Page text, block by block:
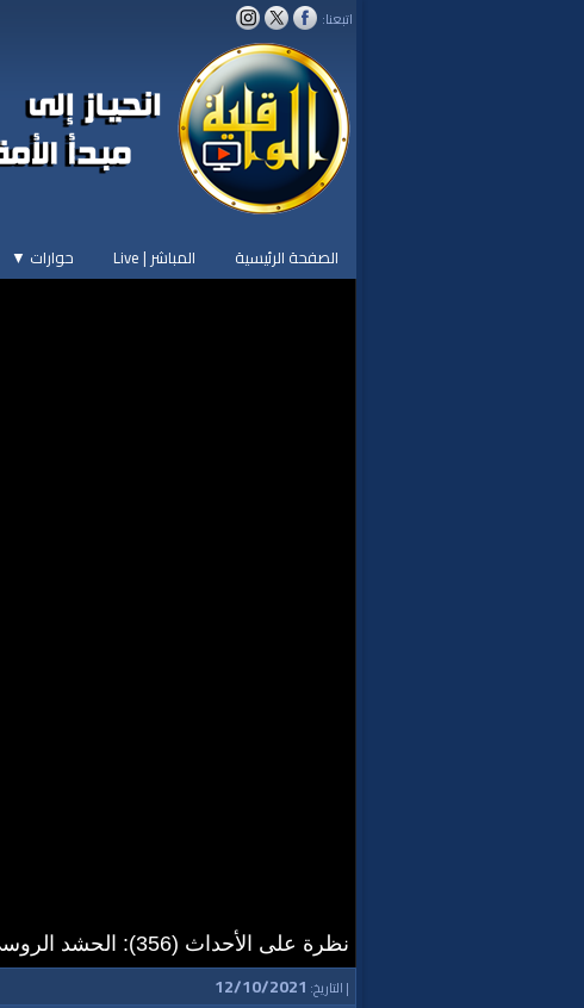
اتبعنا:
الصفحة الرئيسية المباشر | Live حوارات ▼
نظرة على الأحداث (356): الحشد الروسي على أوكرانيا
| التاريخ: 12/10/2021